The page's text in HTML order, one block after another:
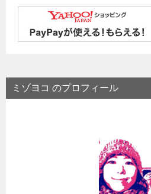
ミゾヨコ のプロフィール